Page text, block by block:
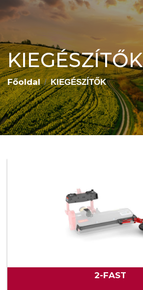
KIEGÉSZÍTŐK
Főoldal KIEGÉSZÍTŐK
2-FAST